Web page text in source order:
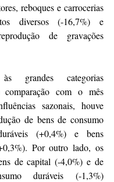
reboques e carrocerias
diversos (-16,7%) e
de gravações
grandes categorias
comparação com o mês
sazonais, houve
de bens de consumo
(+0,4%) e bens
Por outro lado, os
de capital (-4,0%) e de
duráveis (-1,3%)